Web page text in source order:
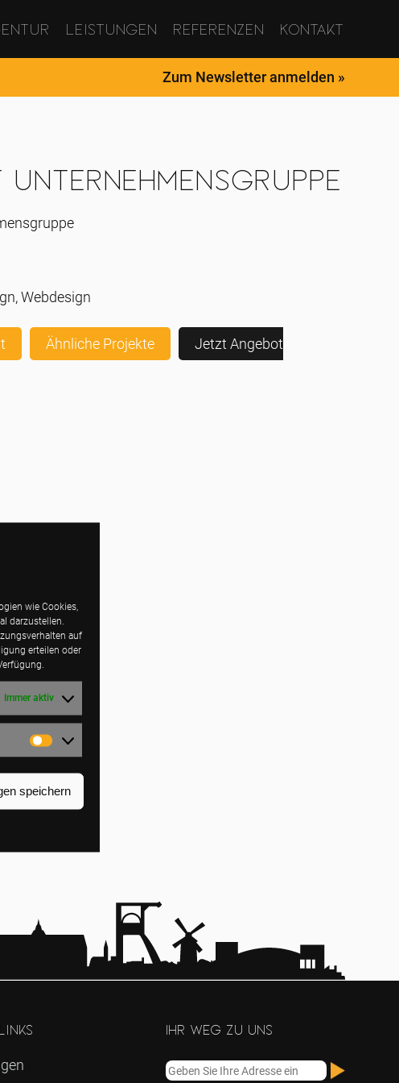
wie Cookies,
darzustellen.
auf
erteilen oder
Immer aktiv
Marketing
speichern
Leistungen Referenzen Kontakt
Zum Newsletter anmelden »
Webdesign
Ähnliche Projekte
Jetzt Angebot
Ihr Weg zu uns